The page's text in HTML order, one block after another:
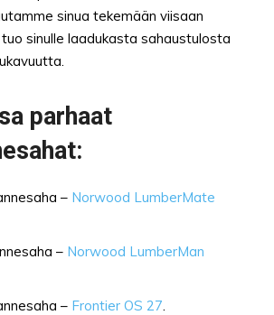
sinua tekemään viisaan
sinulle laadukasta sahaustulosta
parhaat
– Norwood LumberMate
– Norwood LumberMan
– Frontier OS 27